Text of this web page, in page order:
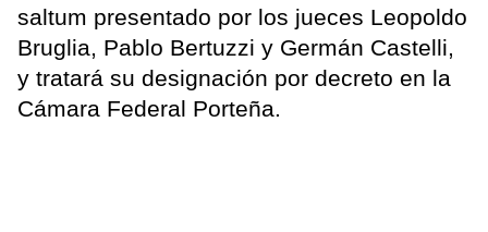
saltum presentado por los jueces Leopoldo
Bruglia, Pablo Bertuzzi y Germán Castelli,
y tratará su designación por decreto en la
Cámara Federal Porteña.